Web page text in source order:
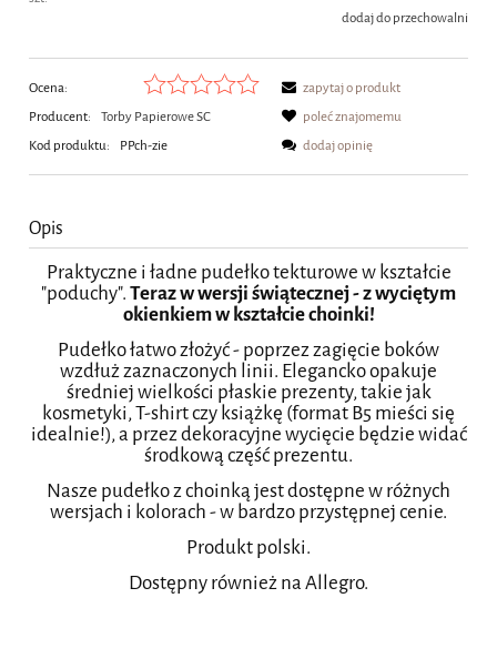
dodaj do przechowalni
Ocena:
Producent:
Torby Papierowe SC
Kod produktu:
PPch-zie
zapytaj o produkt
poleć znajomemu
dodaj opinię
Opis
Praktyczne i ładne pudełko tekturowe w kształcie
"poduchy".Teraz w wersji świątecznej - z wyciętym
okienkiem w kształcie choinki!
Pudełko łatwo złożyć - poprzez zagięcie boków
wzdłuż zaznaczonych linii. Elegancko opakuje
średniej wielkości płaskie prezenty, takie jak
kosmetyki, T-shirt czy książkę (format B5 mieści się
idealnie!), a przez dekoracyjne wycięcie będzie widać
środkową część prezentu.
Nasze pudełko z choinką jest dostępne w różnych
wersjach i kolorach - w bardzo przystępnej cenie.
Produkt polski.
Dostępny również na Allegro.